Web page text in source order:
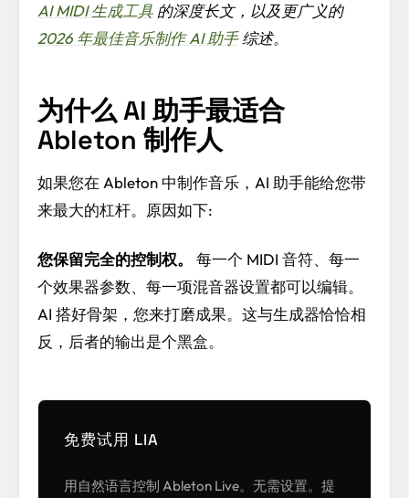
AI MIDI 生成工具 的深度长文，以及更广义的
2026 年最佳音乐制作 AI 助手综述。
为什么 AI 助手最适合
Ableton 制作人
如果您在 Ableton 中制作音乐，AI 助手能给您带
来最大的杠杆。原因如下:
您保留完全的控制权。
每一个 MIDI 音符、每一
个效果器参数、每一项混音器设置都可以编辑。
AI 搭好骨架，您来打磨成果。这与生成器恰恰相
反，后者的输出是个黑盒。
免费试用 LIA
用自然语言控制 Ableton Live。无需设置。提